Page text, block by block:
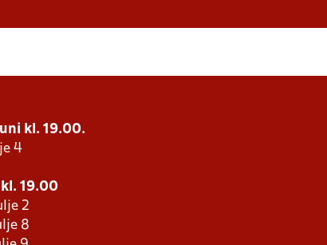
kl. 19.00.
4
19.00
2
8